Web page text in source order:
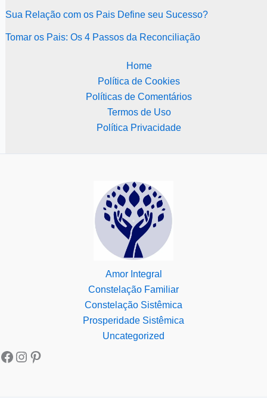
Sua Relação com os Pais Define seu Sucesso?
Tomar os Pais: Os 4 Passos da Reconciliação
Home
Política de Cookies
Políticas de Comentários
Termos de Uso
Política Privacidade
Amor Integral
Constelação Familiar
Constelação Sistêmica
Prosperidade Sistêmica
Uncategorized